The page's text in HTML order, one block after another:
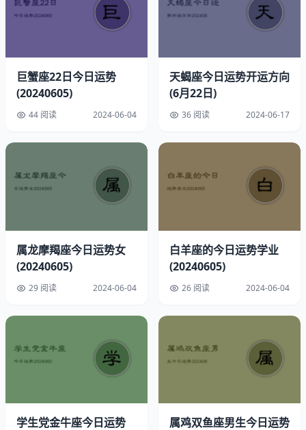
幸运数字：6
幸运方位：偏南
幸运时间：凌晨2点至3点
幸运饰品：红色宝石手链
开运物品：钥匙项链
运势能力与情绪分析
巨蟹座22日今日运势
(20240605)
44 阅读 2024-06-04
天蝎座今日运势开运方向
(6月22日)
36 阅读 2024-06-17
属龙摩羯座今日运势女
(20240605)
29 阅读 2024-06-04
白羊座的今日运势学业
(20240605)
26 阅读 2024-06-04
学生党金牛座今日运势 属鸡双鱼座男生今日运势